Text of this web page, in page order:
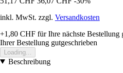
inkl. MwSt. zzgl. Versandkosten
+1,80 CHF für Ihre nächste Bestellung
Ihrer Bestellung gutgeschrieben
Loading...
Beschreibung